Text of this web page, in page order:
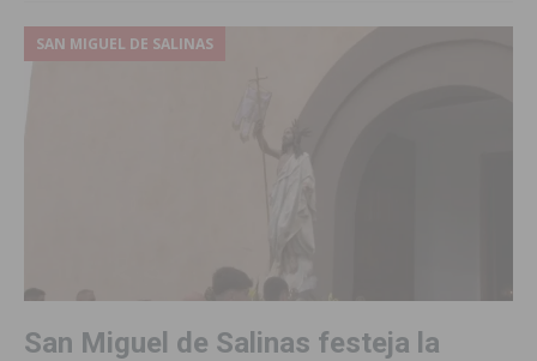
SAN MIGUEL DE SALINAS
San Miguel de Salinas festeja la